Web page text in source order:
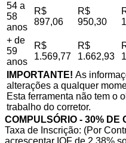
54 a
58
anos
R$
897,06
R$
950,30
+ de
59
anos
R$
1.569,77
R$
1.662,93
IMPORTANTE! As
alterações a qualquer
Esta ferramenta não tem o
trabalho do corretor.
COMPULSÓRIO - 30% DE
Taxa de Inscrição: (Por